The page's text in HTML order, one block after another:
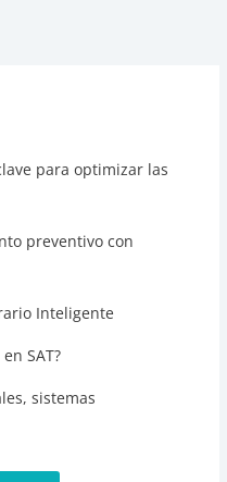
para optimizar las
preventivo con
Inteligente
SAT?
sistemas